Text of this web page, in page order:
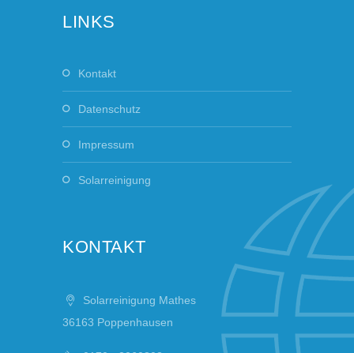
LINKS
Kontakt
Datenschutz
Impressum
Solarreinigung
KONTAKT
Solarreinigung Mathes
36163 Poppenhausen